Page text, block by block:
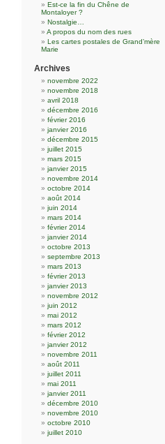
Est-ce la fin du Chêne de
Montaloyer ?
Nostalgie…
A propos du nom des rues
Les cartes postales de Grand’mère
Marie
Archives
novembre 2022
novembre 2018
avril 2018
décembre 2016
février 2016
janvier 2016
décembre 2015
juillet 2015
mars 2015
janvier 2015
novembre 2014
octobre 2014
août 2014
juin 2014
mars 2014
février 2014
janvier 2014
octobre 2013
septembre 2013
mars 2013
février 2013
janvier 2013
novembre 2012
juin 2012
mai 2012
mars 2012
février 2012
janvier 2012
novembre 2011
août 2011
juillet 2011
mai 2011
janvier 2011
décembre 2010
novembre 2010
octobre 2010
juillet 2010